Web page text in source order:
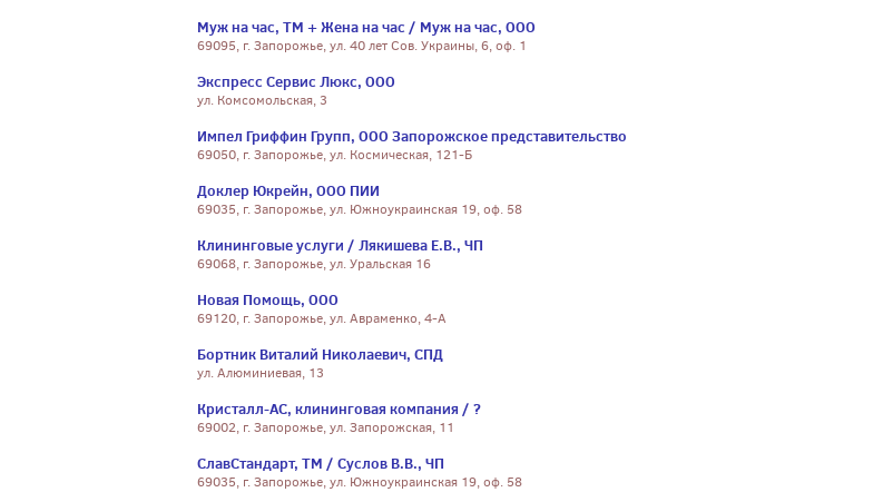
Муж на час, ТМ + Жена на час / Муж на час, ООО
69095, г. Запорожье, ул. 40 лет Сов. Украины, 6, оф. 1
Экспресс Сервис Люкс, ООО
ул. Комсомольская, 3
Импел Гриффин Групп, ООО Запорожское представительство
69050, г. Запорожье, ул. Космическая, 121-Б
Доклер Юкрейн, ООО ПИИ
69035, г. Запорожье, ул. Южноукраинская 19, оф. 58
Клининговые услуги / Лякишева Е.В., ЧП
69068, г. Запорожье, ул. Уральская 16
Новая Помощь, ООО
69120, г. Запорожье, ул. Авраменко, 4-А
Бортник Виталий Николаевич, СПД
ул. Алюминиевая, 13
Кристалл-АС, клининговая компания / ?
69002, г. Запорожье, ул. Запорожская, 11
СлавСтандарт, ТМ / Суслов В.В., ЧП
69035, г. Запорожье, ул. Южноукраинская 19, оф. 58